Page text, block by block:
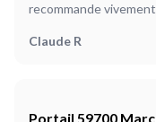
recommande
Claude R
Portail 59700